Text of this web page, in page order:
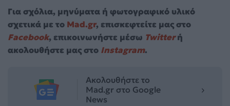
Για σχόλια, μηνύματα ή φωτογραφικό υλικό
σχετικά με το Mad.gr, επισκεφτείτε μας στο
Facebook, επικοινωνήστε μέσω Twitterή
ακολουθήστε μας στο Instagram.
Ακολουθήστε το
Mad.gr στο Google
News